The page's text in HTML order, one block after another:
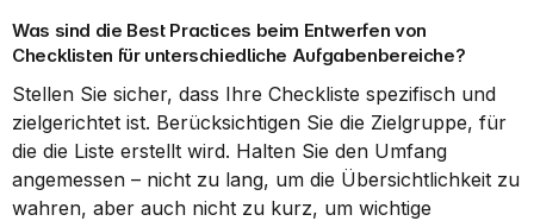
Was sind die Best Practices beim Entwerfen von
Checklisten für unterschiedliche Aufgabenbereiche?
Stellen Sie sicher, dass Ihre Checkliste spezifisch und
zielgerichtet ist. Berücksichtigen Sie die Zielgruppe, für
die die Liste erstellt wird. Halten Sie den Umfang
angemessen – nicht zu lang, um die Übersichtlichkeit zu
wahren, aber auch nicht zu kurz, um wichtige